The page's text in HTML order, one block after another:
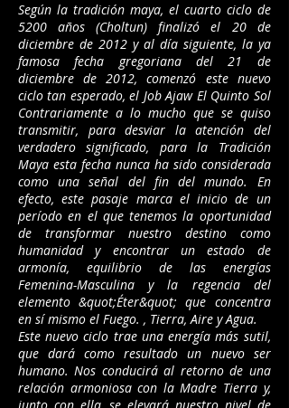
Según la tradición maya, el cuarto ciclo de
5200 años (Choltun) finalizó el 20 de
diciembre de 2012 y al día siguiente, la ya
famosa fecha gregoriana del 21 de
diciembre de 2012, comenzó este nuevo
ciclo tan esperado, el Job Ajaw El Quinto Sol
Contrariamente a lo mucho que se quiso
transmitir, para desviar la atención del
verdadero significado, para la Tradición
Maya esta fecha nunca ha sido considerada
como una señal del fin del mundo. En
efecto, este pasaje marca el inicio de un
período en el que tenemos la oportunidad
de transformar nuestro destino como
humanidad y encontrar un estado de
armonía, equilibrio de las energías
Femenina-Masculina y la regencia del
elemento &quot;Éter&quot; que concentra
en sí mismo el Fuego. , Tierra, Aire y Agua.
Este nuevo ciclo trae una energía más sutil,
que dará como resultado un nuevo ser
humano. Nos conducirá al retorno de una
relación armoniosa con la Madre Tierra y,